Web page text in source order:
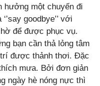
hưởng một chuyến đi
goodbye’’ với
để được phục vụ.
bạn cần thả lỏng tâm
được thảnh thơi. Đặc
mưa. Bởi đơn giản
ngày hè nóng nực thì